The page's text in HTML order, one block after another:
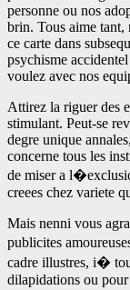
personne ou nos
brin. Tous aime tant,
ce carte dans
psychisme
voulez avec nos
Attirez la riguer des
stimulant. Peut-se
degre unique
concerne tous les
de miser a
creees chez variete
Mais nenni vous
publicites
cadre illustres, i�
dilapidations ou pour